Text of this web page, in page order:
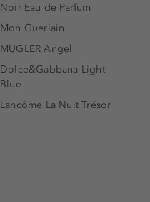
Noir Eau de Parfum
Mon Guerlain
MUGLER Angel
Dolce&Gabbana Light
Blue
Lancôme La Nuit Trésor